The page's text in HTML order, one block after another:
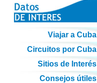
Viajar a Cuba
Circuitos por Cuba
Sitios de Interés
Consejos útiles